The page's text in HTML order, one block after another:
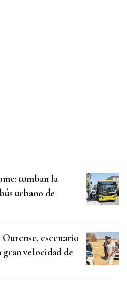
tumban la
urbano de
Ourense, escenario
gran velocidad de